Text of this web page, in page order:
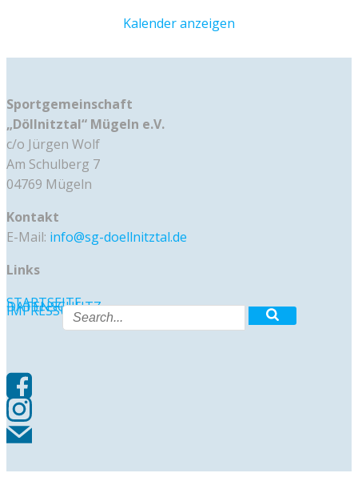
Kalender anzeigen
Sportgemeinschaft
„Döllnitztal“ Mügeln e.V.
c/o Jürgen Wolf
Am Schulberg 7
04769 Mügeln
Kontakt
E-Mail: info@sg-doellnitztal.de
Links
STARTSEITE
DATENSCHUTZ
IMPRESSUM